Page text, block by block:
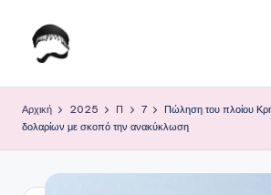
Μετάβαση
ο
Κ
Αρχική 2025 Π 7
Πώληση του πλοίου
δολαρίων με σκοπό την ανακύκλωση